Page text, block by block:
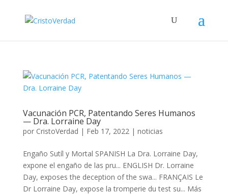
Vacunación PCR, Patentando Seres Humanos
— Dra. Lorraine Day
por CristoVerdad | Feb 17, 2022| noticias
Engaño Sutíl y Mortal SPANISH La Dra. Lorraine Day,
expone el engaño de las pru... ENGLISH Dr. Lorraine
Day, exposes the deception of the swa... FRANÇAIS Le
Dr Lorraine Day, expose la tromperie du test su... Más